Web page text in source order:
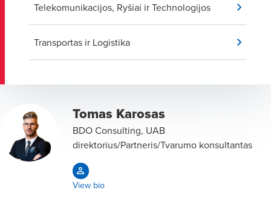
Telekomunikacijos, Ryšiai ir Technologijos
Transportas ir Logistika
Tomas Karosas
BDO Consulting, UAB
direktorius/Partneris/Tvarumo konsultantas
View bio